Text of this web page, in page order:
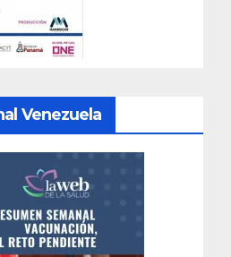
Venezuela